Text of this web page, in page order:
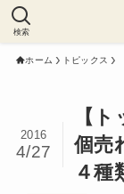
検索
ホーム トピックス
【
個売
４種
2016
4/27